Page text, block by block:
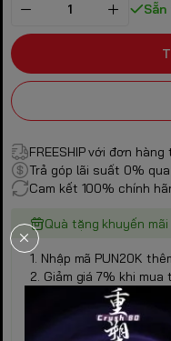
FREESHIP với đơn
Trả góp lãi suất 0%
Cam kết 100% chính
Quà tặng khuyến mãi
1. Nhập mã PUN20K
2. Giảm giá 7% khi
3. Giảm giá 10% khi
4. Khách hàng thân
Không áp dụng các